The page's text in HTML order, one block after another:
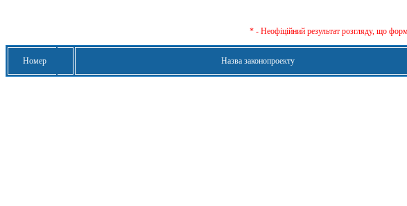
* - Неофіційний результат розгляду, що
Номер Назва законопроекту